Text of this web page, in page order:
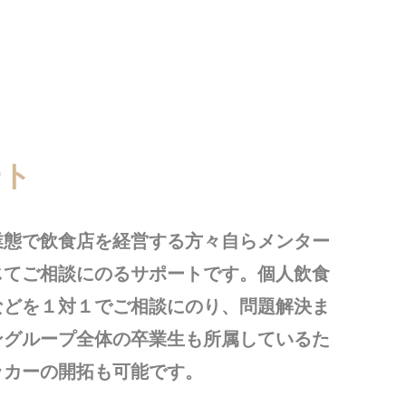
で飲食店を経営する方々自らメンター
ご相談にのるサポートです。個人飲食
を１対１でご相談にのり、問題解決ま
ループ全体の卒業生も所属しているた
ーの開拓も可能です。